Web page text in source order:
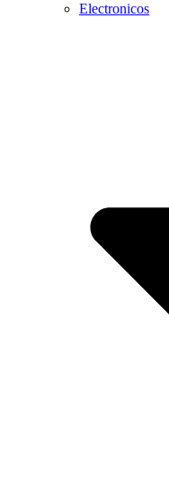
Electronicos